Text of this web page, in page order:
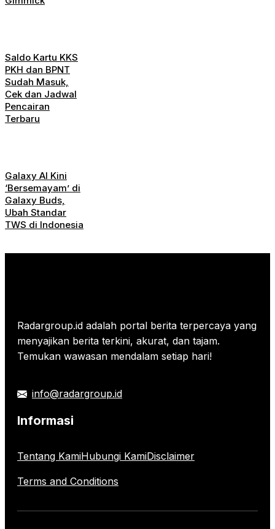
Saldo Kartu KKS
PKH dan BPNT
Sudah Masuk,
Cek dan Jadwal
Pencairan
Terbaru
Galaxy AI Kini
‘Bersemayam’ di
Galaxy Buds,
Ubah Standar
TWS di Indonesia
Radargroup.id adalah portal berita terpercaya yang
menyajikan berita terkini, akurat, dan tajam.
Temukan wawasan mendalam setiap hari!
info@radargroup.id
Informasi
Tentang KamiHubungi KamiDisclaimer
Terms and Conditions